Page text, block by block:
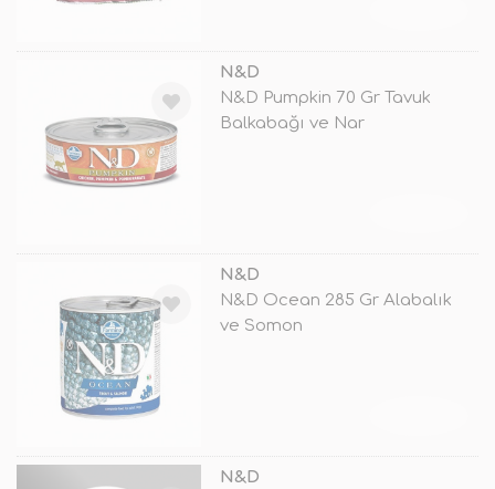
N&D
N&D Pumpkin 70 Gr Tavuk
Balkabağı ve Nar
N&D
N&D Ocean 285 Gr Alabalık
ve Somon
N&D